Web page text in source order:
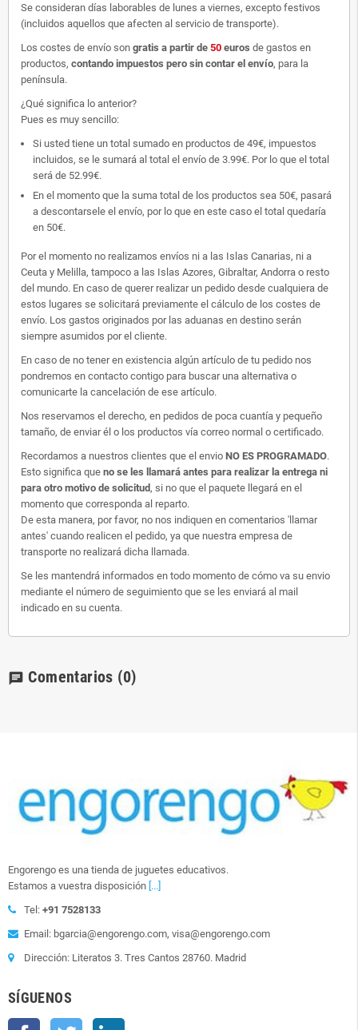
Se consideran días laborables de lunes a viernes, excepto festivos
(incluidos aquellos que afecten al servicio de transporte).
Los costes de envío son gratis a partir de 50 euros de gastos en
productos, contando impuestos pero sin contar el envío, para la
península.
¿Qué significa lo anterior?
Pues es muy sencillo:
Si usted tiene un total sumado en productos de 49€, impuestos
incluidos, se le sumará al total el envío de 3.99€. Por lo que el total
será de 52.99€.
En el momento que la suma total de los productos sea 50€, pasará
a descontarsele el envío, por lo que en este caso el total quedaría
en 50€.
Por el momento no realizamos envíos ni a las Islas Canarias, ni a
Ceuta y Melilla, tampoco a las Islas Azores, Gibraltar, Andorra o resto
del mundo. En caso de querer realizar un pedido desde cualquiera de
estos lugares se solicitará previamente el cálculo de los costes de
envío. Los gastos originados por las aduanas en destino serán
siempre asumidos por el cliente.
En caso de no tener en existencia algún artículo de tu pedido nos
pondremos en contacto contigo para buscar una alternativa o
comunicarte la cancelación de ese artículo.
Nos reservamos el derecho, en pedidos de poca cuantía y pequeño
tamaño, de enviar él o los productos vía correo normal o certificado.
Recordamos a nuestros clientes que el envio NO ES PROGRAMADO.
Esto significa que no se les llamará antes para realizar la entrega ni
para otro motivo de solicitud, si no que el paquete llegará en el
momento que corresponda al reparto.
De esta manera, por favor, no nos indiquen en comentarios 'llamar
antes' cuando realicen el pedido, ya que nuestra empresa de
transporte no realizará dicha llamada.
Se les mantendrá informados en todo momento de cómo va su envio
mediante el número de seguimiento que se les enviará al mail
indicado en su cuenta.
chat Comentarios (0)
Engorengo es una tienda de juguetes educativos.
Estamos a vuestra disposición [...]
Tel: +91 7528133
Email: bgarcia@engorengo.com, visa@engorengo.com
Dirección: Literatos 3. Tres Cantos 28760. Madrid
SÍGUENOS
Facebook Twitter